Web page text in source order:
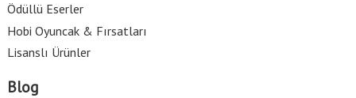
Ödüllü Eserler
Hobi Oyuncak & Fırsatları
Lisanslı Ürünler
Blog